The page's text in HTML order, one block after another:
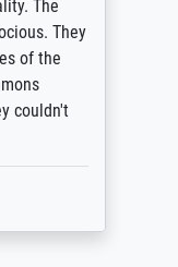
The
They
of the
couldn't